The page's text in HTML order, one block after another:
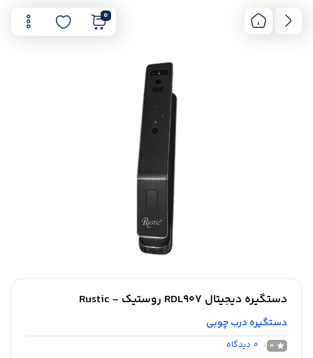
0
دستگیره دیجیتال RDL907 روستیک – Rustic
دستگیره درب چوبی
0
0 دیدگاه